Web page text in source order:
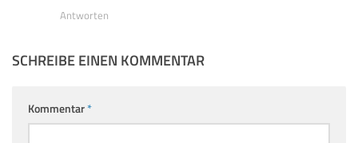
Antworten
SCHREIBE EINEN KOMMENTAR
Kommentar*